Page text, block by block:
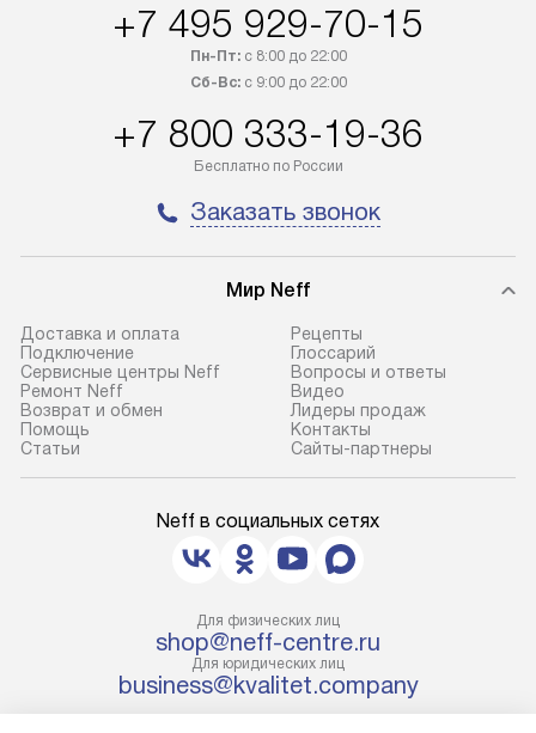
трех дней. Доставка в Санкт-
осуществляется через
100% предоплаты мы бесплатно
транспортной компании в городе
В оговоренный день служба
доставки доставит упакованный
прибор до подъезда. Если
требуется переместить прибор
предварительно уточните это
с менеджером. За данную услугу
взимается дополнительная плата.
прибора не позволяют пронести
чего через дверной проем,
то сотрудники транспортной
по монтажу
гарантия в
предполагают
установленной
+7 495 929-70-15
Пн-Пт:с 8:00 до 22:00
Сб-Вс:с 9:00 до 22:00
+7 800 333-19-36
Бесплатно по России
Заказать звонок
Мир Neff
Доставка и оплата
Подключение
Сервисные центры Neff
Ремонт Neff
Возврат и обмен
Помощь
Статьи
Рецепты
Глоссарий
Вопросы и ответы
Видео
Лидеры продаж
Контакты
Сайты-партнеры
Neff в социальных сетях
Для физических лиц
shop@neff-centre.ru
Для юридических лиц
business@kvalitet.company